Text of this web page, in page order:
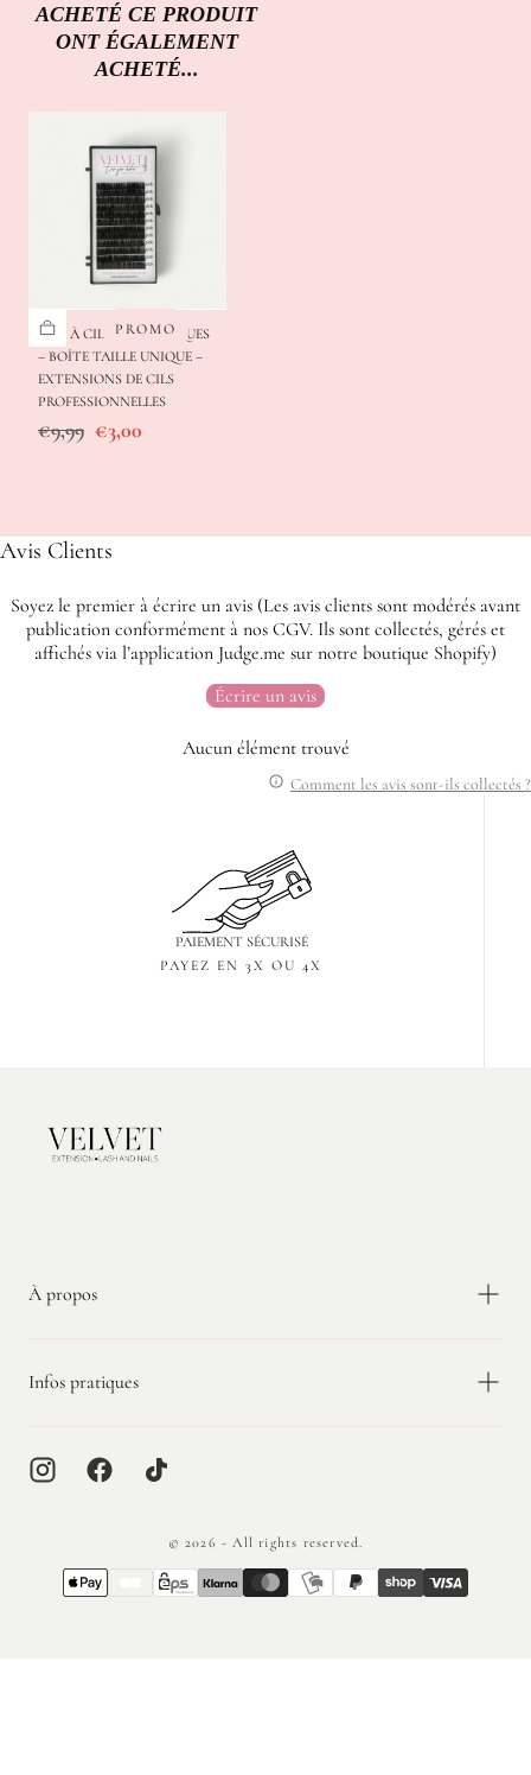
ACHETÉ CE PRODUIT
ONT ÉGALEMENT
ACHETÉ...
PROMO
CILS À CIL SYNTHÉTIQUES
– BOÎTE TAILLE UNIQUE –
EXTENSIONS DE CILS
PROFESSIONNELLES
Prix
€9,99 Prix
€3,00
Avis Clients
Soyez le premier à écrire un avis (Les avis clients sont modérés avant
publication conformément à nos CGV. Ils sont collectés, gérés et
affichés via l’application Judge.me sur notre boutique Shopify)
Écrire un avis
Aucun élément trouvé
Comment les avis sont-ils collectés ?
PAIEMENT SÉCURISÉ
PAYEZ EN 3X OU 4X
À propos
Infos pratiques
© 2026 - All rights reserved.
{"title"=>"Méthodes